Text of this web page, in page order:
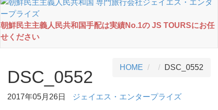
朝鮮民主主義人民共和国手配は実績No.1の JS TOURSにお任
せください
DSC_0552 HOME DSC_0552
2017年05月26日 ジェイエス・エンタープライズ